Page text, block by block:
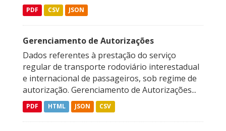
PDF CSV JSON
Gerenciamento de Autorizações
Dados referentes à prestação do serviço
regular de transporte rodoviário interestadual
e internacional de passageiros, sob regime de
autorização. Gerenciamento de Autorizações...
PDF HTML JSON CSV